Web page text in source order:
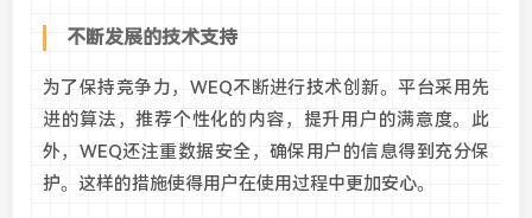
不断发展的技术支持
为了保持竞争力，WEQ不断进行技术创新。平台采用先
进的算法，推荐个性化的内容，提升用户的满意度。此
外，WEQ还注重数据安全，确保用户的信息得到充分保
护。这样的措施使得用户在使用过程中更加安心。